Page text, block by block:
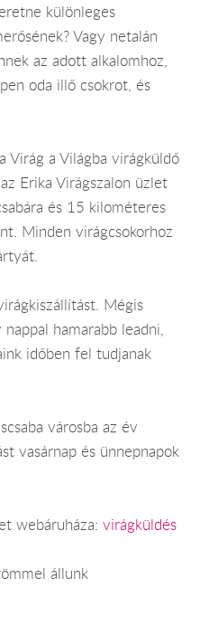
különleges
Vagy netalán
az adott alkalomhoz,
oda illő csokrot, és
Virág a Világba virágküldő
Erika Virágszalon üzlet
és 15 kilométeres
Minden virágcsokorhoz
Mégis
hamarabb leadni,
időben fel tudjanak
városba az év
vasárnap és ünnepnapok
webáruháza: virágküldés
állunk